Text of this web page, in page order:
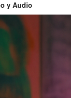
y Audio